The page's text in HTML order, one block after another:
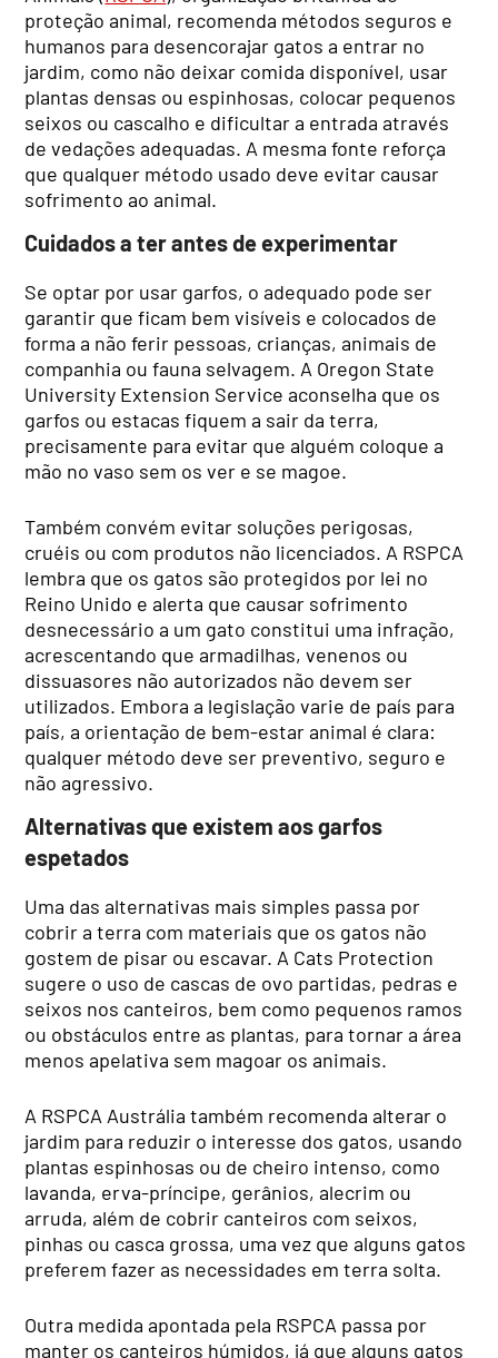
proteção animal, recomenda métodos seguros e
humanos para desencorajar gatos a entrar no
jardim, como não deixar comida disponível, usar
plantas densas ou espinhosas, colocar pequenos
seixos ou cascalho e dificultar a entrada através
de vedações adequadas. A mesma fonte reforça
que qualquer método usado deve evitar causar
sofrimento ao animal.
Cuidados a ter antes de experimentar
Se optar por usar garfos, o adequado pode ser
garantir que ficam bem visíveis e colocados de
forma a não ferir pessoas, crianças, animais de
companhia ou fauna selvagem. A Oregon State
University Extension Service aconselha que os
garfos ou estacas fiquem a sair da terra,
precisamente para evitar que alguém coloque a
mão no vaso sem os ver e se magoe.
Também convém evitar soluções perigosas,
cruéis ou com produtos não licenciados. A RSPCA
lembra que os gatos são protegidos por lei no
Reino Unido e alerta que causar sofrimento
desnecessário a um gato constitui uma infração,
acrescentando que armadilhas, venenos ou
dissuasores não autorizados não devem ser
utilizados. Embora a legislação varie de país para
país, a orientação de bem-estar animal é clara:
qualquer método deve ser preventivo, seguro e
não agressivo.
Alternativas que existem aos garfos
espetados
Uma das alternativas mais simples passa por
cobrir a terra com materiais que os gatos não
gostem de pisar ou escavar. A Cats Protection
sugere o uso de cascas de ovo partidas, pedras e
seixos nos canteiros, bem como pequenos ramos
ou obstáculos entre as plantas, para tornar a área
menos apelativa sem magoar os animais.
A RSPCA Austrália também recomenda alterar o
jardim para reduzir o interesse dos gatos, usando
plantas espinhosas ou de cheiro intenso, como
lavanda, erva-príncipe, gerânios, alecrim ou
arruda, além de cobrir canteiros com seixos,
pinhas ou casca grossa, uma vez que alguns gatos
preferem fazer as necessidades em terra solta.
Outra medida apontada pela RSPCA passa por
manter os canteiros húmidos, já que alguns gatos